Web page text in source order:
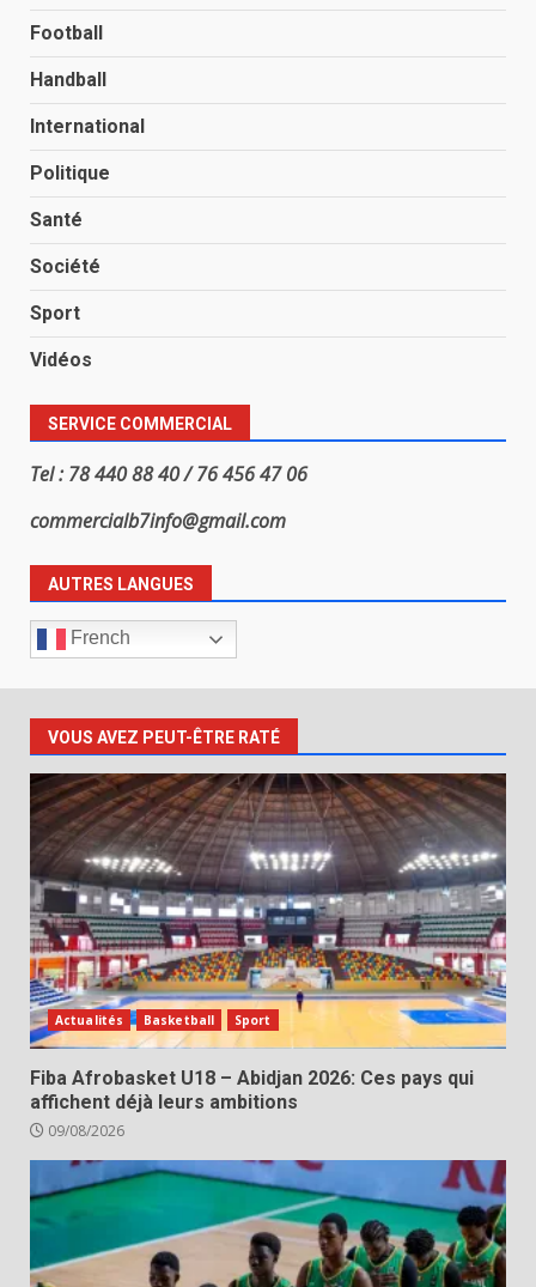
Football
Handball
International
Politique
Santé
Société
Sport
Vidéos
SERVICE COMMERCIAL
Tel : 78 440 88 40 / 76 456 47 06
commercialb7info@gmail.com
AUTRES LANGUES
French
VOUS AVEZ PEUT-ÊTRE RATÉ
Actualités Basketball Sport
Fiba Afrobasket U18 – Abidjan 2026: Ces pays qui
affichent déjà leurs ambitions
09/08/2026